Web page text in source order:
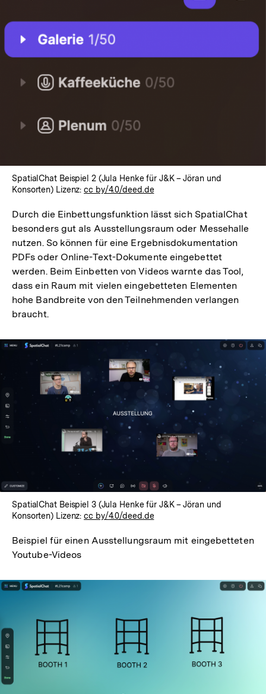
SpatialChat Beispiel 2 (Jula Henke für J&K – Jöran und
Konsorten) Lizenz:cc by/4.0/deed.de
Durch die Einbettungsfunktion lässt sich SpatialChat
besonders gut als Ausstellungsraum oder Messehalle
nutzen. So können für eine Ergebnisdokumentation
PDFs oder Online-Text-Dokumente eingebettet
werden. Beim Einbetten von Videos warnte das Tool,
dass ein Raum mit vielen eingebetteten Elementen
hohe Bandbreite von den Teilnehmenden verlangen
braucht.
SpatialChat Beispiel 3 (Jula Henke für J&K – Jöran und
Konsorten) Lizenz:cc by/4.0/deed.de
Beispiel für einen Ausstellungsraum mit eingebetteten
Youtube-Videos